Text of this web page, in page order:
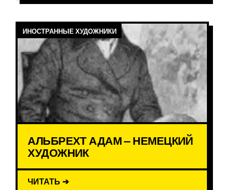
ИНОСТРАННЫЕ ХУДОЖНИКИ
АЛЬБРЕХТ АДАМ – НЕМЕЦКИЙ
ХУДОЖНИК
ЧИТАТЬ ➔